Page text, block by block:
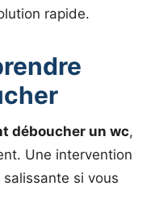
rapide.
déboucher un wc,
Une intervention
si vous